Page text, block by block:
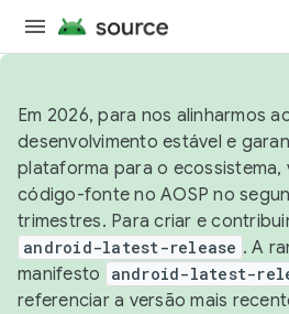
Em 2026, para nos alinharmos
desenvolvimento estável e
plataforma para o ecossistema,
código-fonte no AOSP no
trimestres. Para criar e
android-latest-release . A
manifesto
android-latest-
referenciar a versão mais